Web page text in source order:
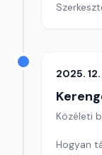
2025. 12.
Közéleti
Hogyan